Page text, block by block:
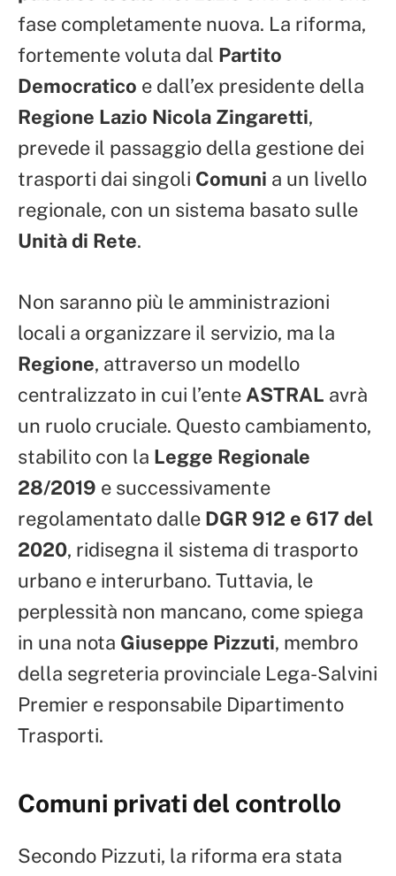
fase completamente nuova. La riforma,
fortemente voluta dal Partito
Democratico e dall’ex presidente della
Regione Lazio Nicola Zingaretti,
prevede il passaggio della gestione dei
trasporti dai singoli Comuni a un livello
regionale, con un sistema basato sulle
Unità di Rete.
Non saranno più le amministrazioni
locali a organizzare il servizio, ma la
Regione, attraverso un modello
centralizzato in cui l’ente ASTRAL avrà
un ruolo cruciale. Questo cambiamento,
stabilito con la Legge Regionale
28/2019 e successivamente
regolamentato dalle DGR 912 e 617 del
2020, ridisegna il sistema di trasporto
urbano e interurbano. Tuttavia, le
perplessità non mancano, come spiega
in una nota Giuseppe Pizzuti, membro
della segreteria provinciale Lega-Salvini
Premier e responsabile Dipartimento
Trasporti.
Comuni privati del controllo
Secondo Pizzuti, la riforma era stata